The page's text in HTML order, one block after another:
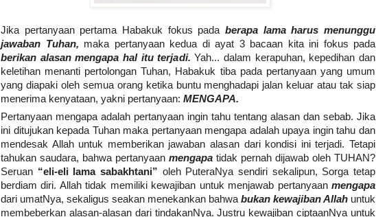
Jika pertanyaan pertama Habakuk fokus pada berapa lama harus menunggu
jawaban Tuhan, maka pertanyaan kedua di ayat 3 bacaan kita ini fokus pada
berikan alasan mengapa hal itu terjadi. Yah... dalam kerapuhan, kepedihan dan
keletihan menanti pertolongan Tuhan, Habakuk tiba pada pertanyaan yang umum
yang diapaki oleh semua orang ketika buntu menghadapi jalan keluar atau tak siap
menerima kenyataan, yakni pertanyaan: MENGAPA.
Pertanyaan mengapa adalah pertanyaan ingin tahu tentang alasan dan sebab. Jika
ini ditujukan kepada Tuhan maka pertanyaan mengapa adalah upaya ingin tahu dan
mendesak Allah untuk memberikan jawaban alasan dari kondisi ini terjadi. Tetapi
tahukan saudara, bahwa pertanyaan mengapa tidak pernah dijawab oleh TUHAN?
Seruan “eli-eli lama sabakhtani” oleh PuteraNya sendiri sekalipun, Sorga tetap
berdiam diri. Allah tidak memiliki kewajiban untuk menjawab pertanyaan mengapa
dari umatNya, sekaligus seakan menekankan bahwa bukan kewajiban Allah untuk
membeberkan alasan-alasan dari tindakanNya. Justru kewajiban ciptaanNya untuk